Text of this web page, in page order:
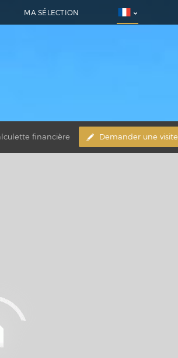
MA SÉLECTION
financière Demander une visite